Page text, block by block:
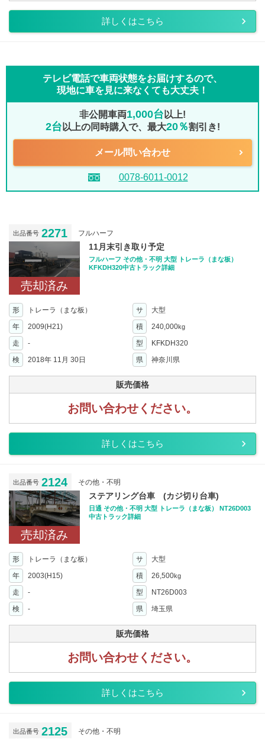
詳しくはこちら
テレビ電話で車両状態をお届けするので、
現地に車を見に来なくても大丈夫！
非公開車両1,000台 以上!
2台 以上の同時購入で、最大20％割引き!
メール問い合わせ
0078-6011-0012
出品番号 2271 フルハーフ
売却済み
11月末引き取り予定
フルハーフ その他・不明 大型 トレーラ（まな板）
KFKDH320中古トラック詳細
形 トレーラ（まな板） サ
大型
年
2009(H21) 積 240,000kg
走 - 型
KFKDH320
検
2018年 11月 30日 県 神奈川県
販売価格
お問い合わせください。
詳しくはこちら
出品番号 2124 その他・不明
売却済み
ステアリング台車 (カジ切り台車)
日通 その他・不明 大型 トレーラ（まな板） NT26D003
中古トラック詳細
形 トレーラ（まな板） サ
大型
年
2003(H15) 積 26,500kg
走 - 型
NT26D003
検
- 県 埼玉県
販売価格
お問い合わせください。
詳しくはこちら
出品番号 2125 その他・不明